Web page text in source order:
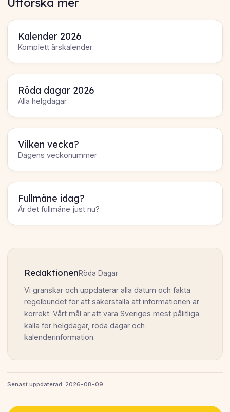
Kalender 2026
Komplett årskalender
Röda dagar 2026
Alla helgdagar
Vilken vecka?
Dagens veckonummer
Fullmåne idag?
Är det fullmåne just nu?
RedaktionenRöda Dagar
Vi granskar och uppdaterar alla datum och fakta
regelbundet för att säkerställa att informationen är
korrekt. Vårt mål är att vara Sveriges mest pålitliga
källa för helgdagar, röda dagar och
kalenderinformation.
Senast uppdaterad: 2026-08-09